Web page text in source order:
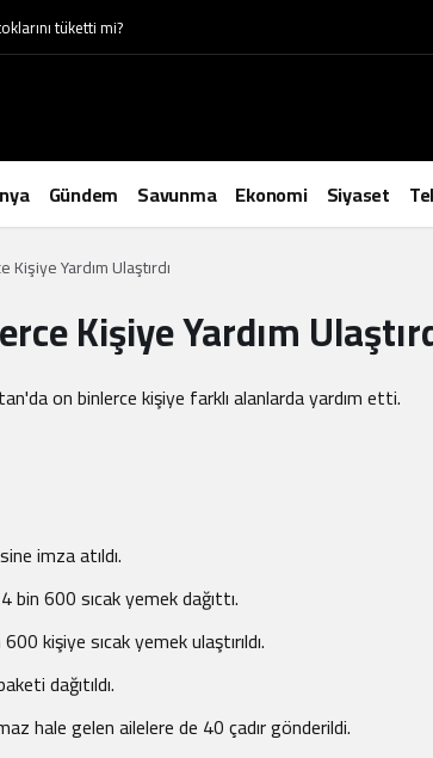
tüketti mi?
Gündem Savunma Ekonomi Siyaset
Yardım Ulaştırdı
Kişiye Yardım
on binlerce kişiye farklı alanlarda yardım etti.
imza atıldı.
bin 600 sıcak yemek dağıttı.
kişiye sıcak yemek ulaştırıldı.
dağıtıldı.
hale gelen ailelere de 40 çadır gönderildi.